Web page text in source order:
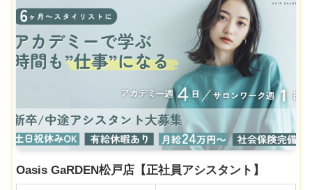
Oasis GaRDEN松戸店【正社員アシスタント】